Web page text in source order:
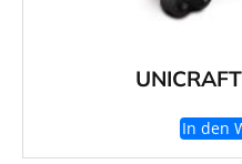
In den